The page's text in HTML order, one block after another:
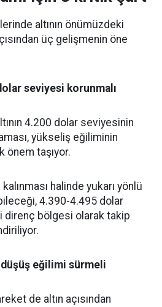
altının önümüzdeki
üç gelişmenin öne
seviyesi korunmalı
4.200 dolar seviyesinin
yükseliş eğiliminin
önem taşıyor.
halinde yukarı yönlü
4.390-4.495 dolar
direnç bölgesi olarak takip
eğilimi sürmeli
de altın açısından